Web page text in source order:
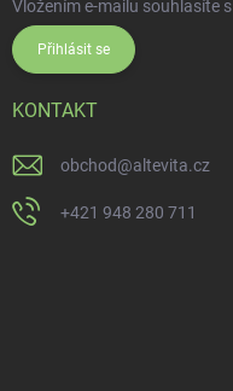
Vložením e-mailu souhlasíte s
Přihlásit se
KONTAKT
obchod@altevita.cz
+421 948 280 711